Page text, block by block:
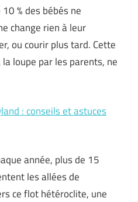
% des bébés ne
change rien à leur
ou courir plus tard. Cette
loupe par les parents, ne
: conseils et astuces
année, plus de 15
les allées de
ce flot hétéroclite, une